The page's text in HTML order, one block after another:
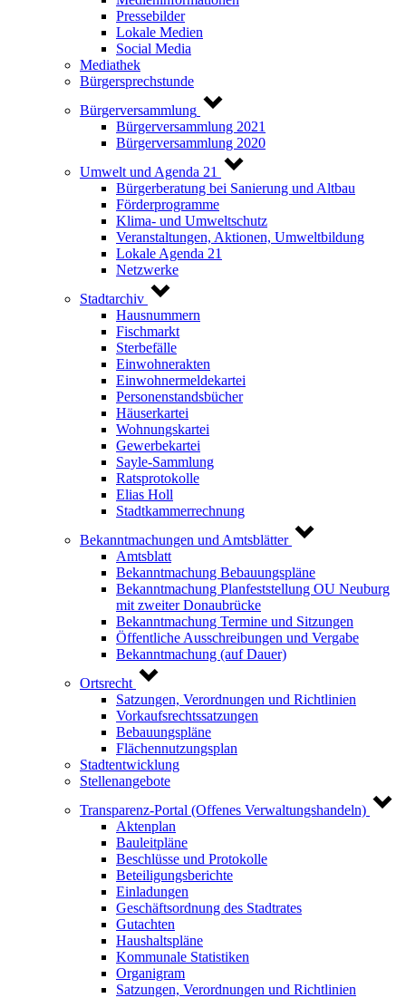
Pressebilder
Lokale Medien
Social Media
Mediathek
Bürgersprechstunde
Bürgerversammlung
Bürgerversammlung 2021
Bürgerversammlung 2020
Umwelt und Agenda 21
Bürgerberatung bei Sanierung und Altbau
Förderprogramme
Klima- und Umweltschutz
Veranstaltungen, Aktionen, Umweltbildung
Lokale Agenda 21
Netzwerke
Stadtarchiv
Hausnummern
Fischmarkt
Sterbefälle
Einwohnerakten
Einwohnermeldekartei
Personenstandsbücher
Häuserkartei
Wohnungskartei
Gewerbekartei
Sayle-Sammlung
Ratsprotokolle
Elias Holl
Stadtkammerrechnung
Bekanntmachungen und Amtsblätter
Amtsblatt
Bekanntmachung Bebauungspläne
Bekanntmachung Planfeststellung OU Neuburg
mit zweiter Donaubrücke
Bekanntmachung Termine und Sitzungen
Öffentliche Ausschreibungen und Vergabe
Bekanntmachung (auf Dauer)
Ortsrecht
Satzungen, Verordnungen und Richtlinien
Vorkaufsrechtssatzungen
Bebauungspläne
Flächennutzungsplan
Stadtentwicklung
Stellenangebote
Transparenz-Portal (Offenes Verwaltungshandeln)
Aktenplan
Bauleitpläne
Beschlüsse und Protokolle
Beteiligungsberichte
Einladungen
Geschäftsordnung des Stadtrates
Gutachten
Haushaltspläne
Kommunale Statistiken
Organigram
Satzungen, Verordnungen und Richtlinien